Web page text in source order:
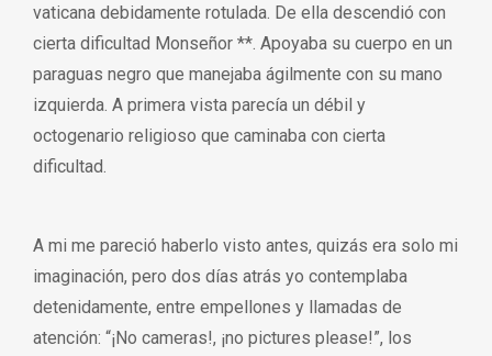
vaticana debidamente rotulada. De ella descendió con
cierta dificultad Monseñor **. Apoyaba su cuerpo en un
paraguas negro que manejaba ágilmente con su mano
izquierda. A primera vista parecía un débil y
octogenario religioso que caminaba con cierta
dificultad.
A mi me pareció haberlo visto antes, quizás era solo mi
imaginación, pero dos días atrás yo contemplaba
detenidamente, entre empellones y llamadas de
atención: “¡No cameras!, ¡no pictures please!”, los